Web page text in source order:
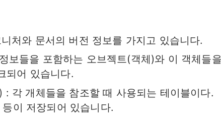
처와 문서의 버전 정보를 가지고 있습니다.
보들을 포함하는 오브젝트(객체)와 이 객체들을
되어 있습니다.
각 개체들을 참조할 때 사용되는 테이블이다.
이 저장되어 있습니다.